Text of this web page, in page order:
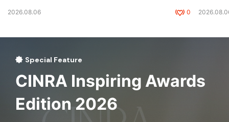
2026.08.06 0
Special Feature
CINRA Inspiring Awards
Edition 2026